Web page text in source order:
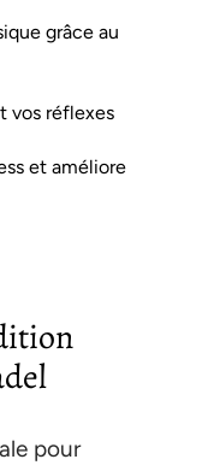
grâce au
vos réflexes
et améliore
pour